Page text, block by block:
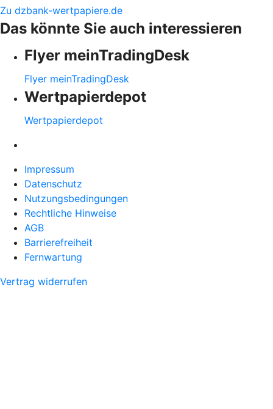
Zu dzbank-wertpapiere.de
Das könnte Sie auch interessieren
Flyer meinTradingDesk
Flyer meinTradingDesk
Wertpapierdepot
Wertpapierdepot
Impressum
Datenschutz
Nutzungsbedingungen
Rechtliche Hinweise
AGB
Barrierefreiheit
Fernwartung
Vertrag widerrufen